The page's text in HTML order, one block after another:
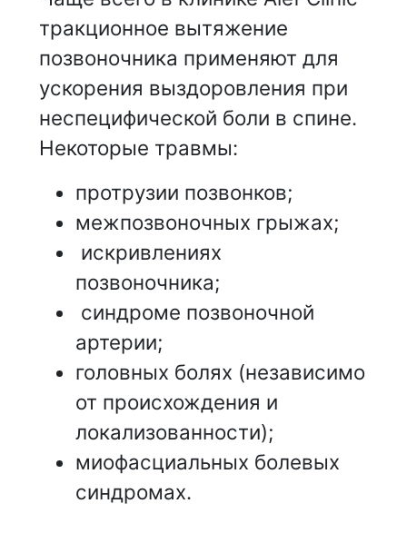
тракционное вытяжение
позвоночника применяют для
ускорения выздоровления при
неспецифической боли в спине.
Некоторые травмы:
протрузии позвонков;
межпозвоночных грыжах;
искривлениях
позвоночника;
синдроме позвоночной
артерии;
головных болях (независимо
от происхождения и
локализованности);
миофасциальных болевых
синдромах.